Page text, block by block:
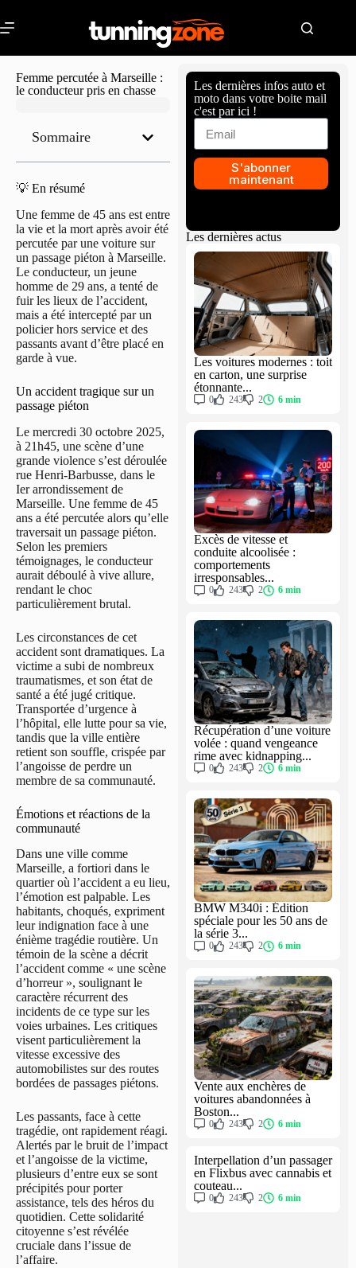
Femme percutée à Marseille :
le conducteur pris en chasse
Sommaire
💡 En résumé
Une femme de 45 ans est entre
la vie et la mort après avoir été
percutée par une voiture sur
un passage piéton à Marseille.
Le conducteur, un jeune
homme de 29 ans, a tenté de
fuir les lieux de l’accident,
mais a été intercepté par un
policier hors service et des
passants avant d’être placé en
garde à vue.
Un accident tragique sur un
passage piéton
Le mercredi 30 octobre 2025,
à 21h45, une scène d’une
grande violence s’est déroulée
rue Henri-Barbusse, dans le
Ier arrondissement de
Marseille. Une femme de 45
ans a été percutée alors qu’elle
traversait un passage piéton.
Selon les premiers
témoignages, le conducteur
aurait déboulé à vive allure,
rendant le choc
particulièrement brutal.
Les circonstances de cet
accident sont dramatiques. La
victime a subi de nombreux
traumatismes, et son état de
santé a été jugé critique.
Transportée d’urgence à
l’hôpital, elle lutte pour sa vie,
tandis que la ville entière
retient son souffle, crispée par
l’angoisse de perdre un
membre de sa communauté.
Émotions et réactions de la
communauté
Dans une ville comme
Marseille, a fortiori dans le
quartier où l’accident a eu lieu,
l’émotion est palpable. Les
habitants, choqués, expriment
leur indignation face à une
énième tragédie routière. Un
témoin de la scène a décrit
l’accident comme « une scène
d’horreur », soulignant le
caractère récurrent des
incidents de ce type sur les
voies urbaines. Les critiques
visent particulièrement la
vitesse excessive des
automobilistes sur des routes
bordées de passages piétons.
Les passants, face à cette
tragédie, ont rapidement réagi.
Alertés par le bruit de l’impact
et l’angoisse de la victime,
plusieurs d’entre eux se sont
précipités pour porter
assistance, tels des héros du
quotidien. Cette solidarité
citoyenne s’est révélée
cruciale dans l’issue de
l’affaire.
Les dernières infos auto et
moto dans votre boite mail
c'est par ici !
S'abonner
maintenant
Les dernières actus
Les voitures modernes : toit
en carton, une surprise
étonnante...
0 243 2 6 min
Excès de vitesse et
conduite alcoolisée :
comportements
irresponsables...
0 243 2 6 min
Récupération d’une voiture
volée : quand vengeance
rime avec kidnapping...
0 243 2 6 min
BMW M340i : Édition
spéciale pour les 50 ans de
la série 3...
0 243 2 6 min
Vente aux enchères de
voitures abandonnées à
Boston...
0 243 2 6 min
Interpellation d’un passager
en Flixbus avec cannabis et
couteau...
0 243 2 6 min